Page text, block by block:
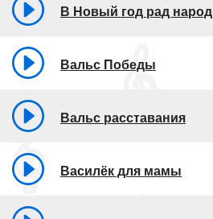
В Новый год рад народ
Вальс Победы
Вальс расставания
Василёк для мамы